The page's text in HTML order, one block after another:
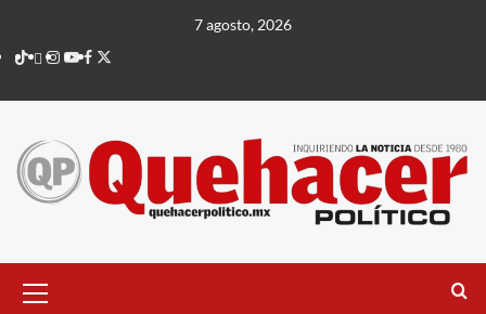
contenido
7 agosto, 2026
TikTok
threads
Instagram
Youtube
Facebook
X
principal